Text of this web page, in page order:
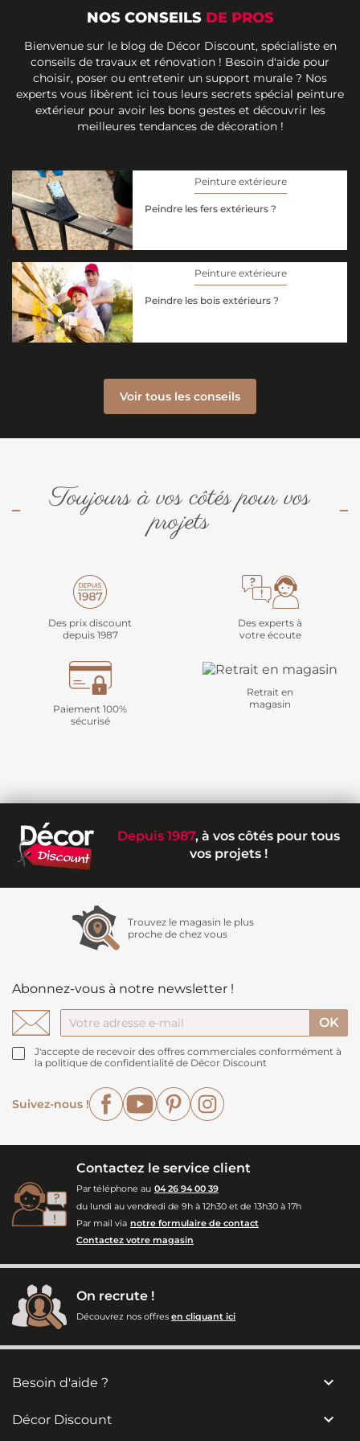
NOS CONSEILS DE PROS
Bienvenue sur le blog de Décor Discount, spécialiste en
conseils de travaux et rénovation ! Besoin d'aide pour
choisir, poser ou entretenir un support murale ? Nos
experts vous libèrent ici tous leurs secrets spécial peinture
extérieur pour avoir les bons gestes et découvrir les
meilleures tendances de décoration !
Peinture extérieure
Peindre les fers extérieurs ?
Peinture extérieure
Peindre les bois extérieurs ?
Voir tous les conseils
Toujours à vos côtés pour vos
projets
Des prix discount
depuis 1987
Des experts à
votre écoute
Paiement 100%
sécurisé
Retrait en
magasin
Depuis 1987, à vos côtés pour tous
vos projets !
Trouvez le magasin le plus
proche de chez vous
Abonnez-vous à notre newsletter !
J'accepte de recevoir des offres commerciales conformément à
la politique de confidentialité de Décor Discount
Suivez-nous !
FacebookYouTubePinterest
Contactez le service client
Par téléphone au 04 26 94 00 39
du lundi au vendredi de 9h à 12h30 et de 13h30 à 17h
Par mail via notre formulaire de contact
Contactez votre magasin
On recrute !
Découvrez nos offres en cliquant ici
Besoin d'aide ? 
Décor Discount 